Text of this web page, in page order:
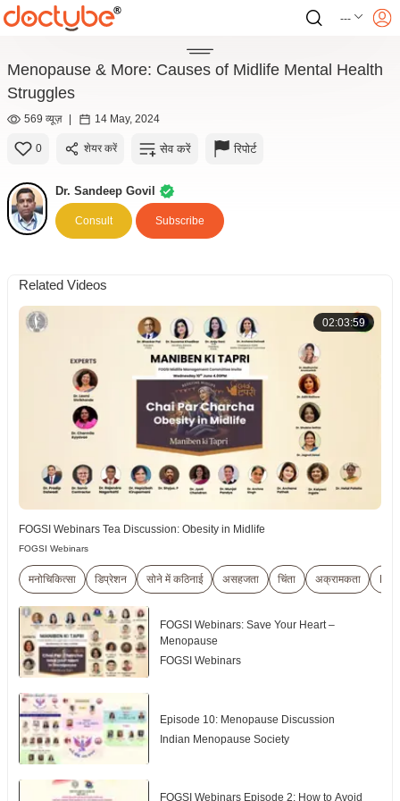
---
Menopause & More: Causes of Midlife Mental Health
Struggles
569 व्यूज़ | 14 May, 2024
0 शेयर करें सेव करें रिपोर्ट
Dr. Sandeep Govil
Consult Subscribe
Related Videos
02:03:59
FOGSI Webinars Tea Discussion: Obesity in Midlife
FOGSI Webinars
मनोचिकित्सा डिप्रेशन सोने में कठिनाई असहजता चिंता अक्रामकता
FOGSI Webinars: Save Your Heart –
Menopause
FOGSI Webinars
Episode 10: Menopause Discussion
Indian Menopause Society
FOGSI Webinars Episode 2: How to Avoid